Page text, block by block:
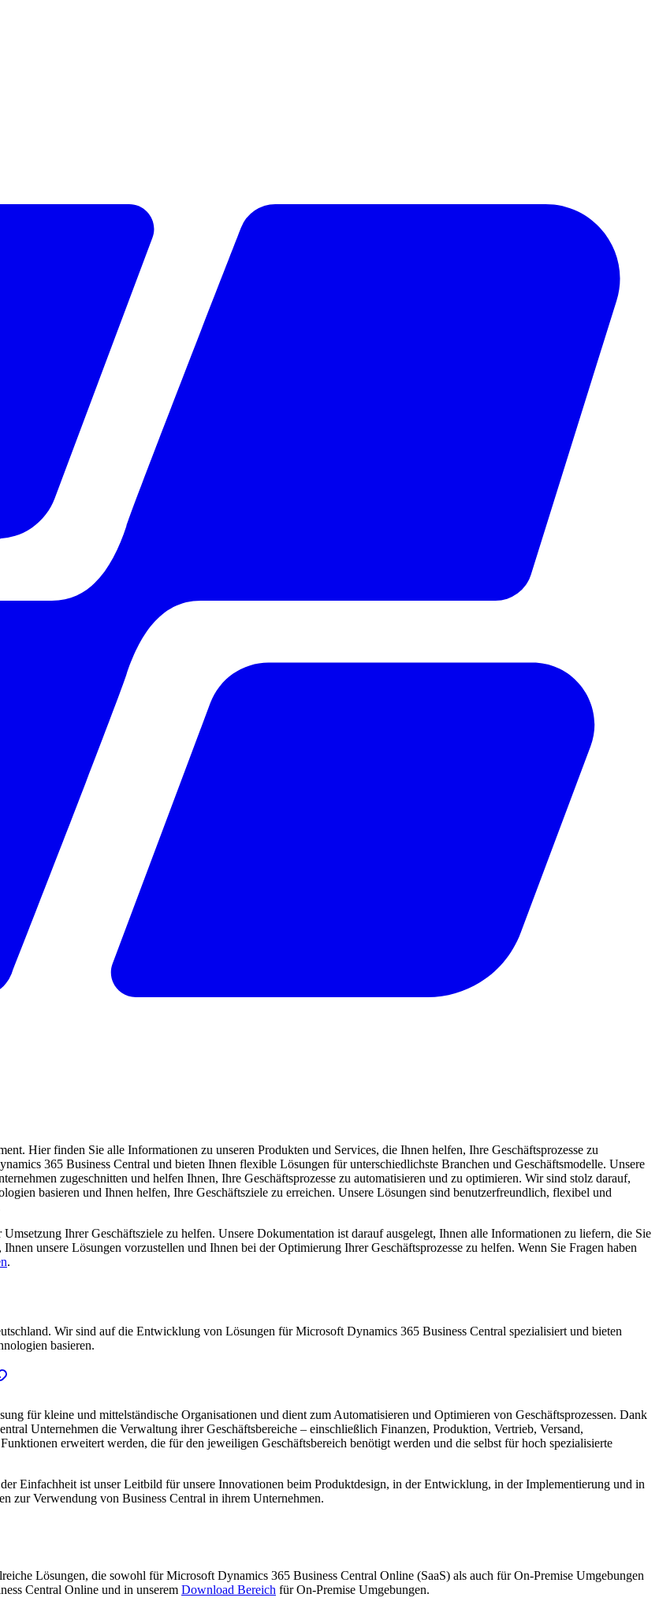
Hier finden Sie alle Informationen zu unseren Produkten und Services, die Ihnen helfen, Ihre Geschäftsprozesse zu
365 Business Central und bieten Ihnen flexible Lösungen für unterschiedlichste Branchen und Geschäftsmodelle. Unsere
zugeschnitten und helfen Ihnen, Ihre Geschäftsprozesse zu automatisieren und zu optimieren. Wir sind stolz darauf,
basieren und Ihnen helfen, Ihre Geschäftsziele zu erreichen. Unsere Lösungen sind benutzerfreundlich, flexibel und
Ihrer Geschäftsziele zu helfen. Unsere Dokumentation ist darauf ausgelegt, Ihnen alle Informationen zu liefern, die Sie
unsere Lösungen vorzustellen und Ihnen bei der Optimierung Ihrer Geschäftsprozesse zu helfen. Wenn Sie Fragen haben
.
Wir sind auf die Entwicklung von Lösungen für Microsoft Dynamics 365 Business Central spezialisiert und bieten
basieren.
für kleine und mittelständische Organisationen und dient zum Automatisieren und Optimieren von Geschäftsprozessen. Dank
Unternehmen die Verwaltung ihrer Geschäftsbereiche – einschließlich Finanzen, Produktion, Vertrieb, Versand,
erweitert werden, die für den jeweiligen Geschäftsbereich benötigt werden und die selbst für hoch spezialisierte
Einfachheit ist unser Leitbild für unsere Innovationen beim Produktdesign, in der Entwicklung, in der Implementierung und in
zur Verwendung von Business Central in ihrem Unternehmen.
Lösungen, die sowohl für Microsoft Dynamics 365 Business Central Online (SaaS) als auch für On-Premise Umgebungen
Central Online und in unserem Download Bereich für On-Premise Umgebungen.